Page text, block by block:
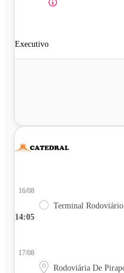
Executivo
14:05
16/08
Terminal Rodoviário
17/08
Rodoviária De